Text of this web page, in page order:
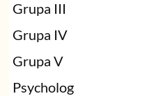
Grupa III
Grupa IV
Grupa V
Psycholog